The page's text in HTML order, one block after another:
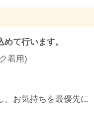
て行います。
着用)
、お気持ちを最優先に